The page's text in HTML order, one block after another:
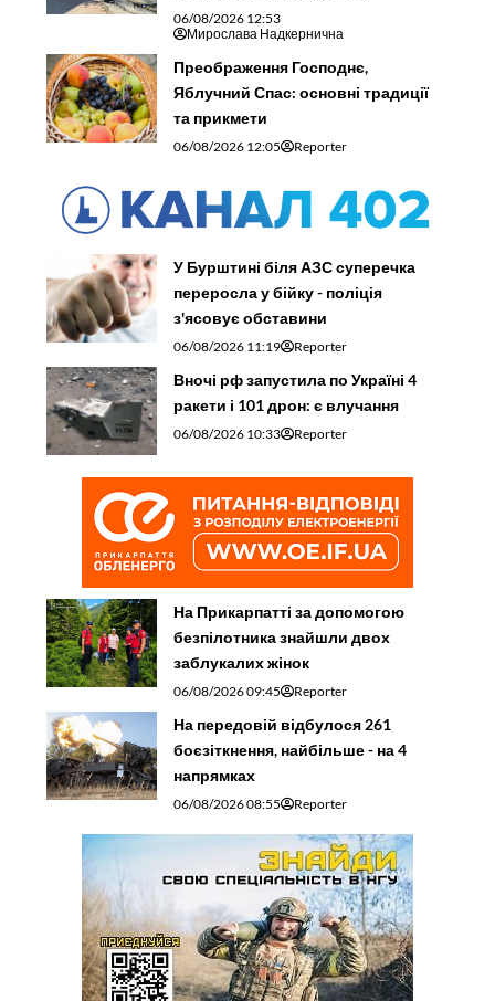
06/08/2026 12:53
Мирослава Надкернична
Преображення Господнє,
Яблучний Спас: основні традиції
та прикмети
06/08/2026 12:05 Reporter
У Бурштині біля АЗС суперечка
переросла у бійку - поліція
з'ясовує обставини
06/08/2026 11:19 Reporter
Вночі рф запустила по Україні 4
ракети і 101 дрон: є влучання
06/08/2026 10:33 Reporter
На Прикарпатті за допомогою
безпілотника знайшли двох
заблукалих жінок
06/08/2026 09:45 Reporter
На передовій відбулося 261
боєзіткнення, найбільше - на 4
напрямках
06/08/2026 08:55 Reporter